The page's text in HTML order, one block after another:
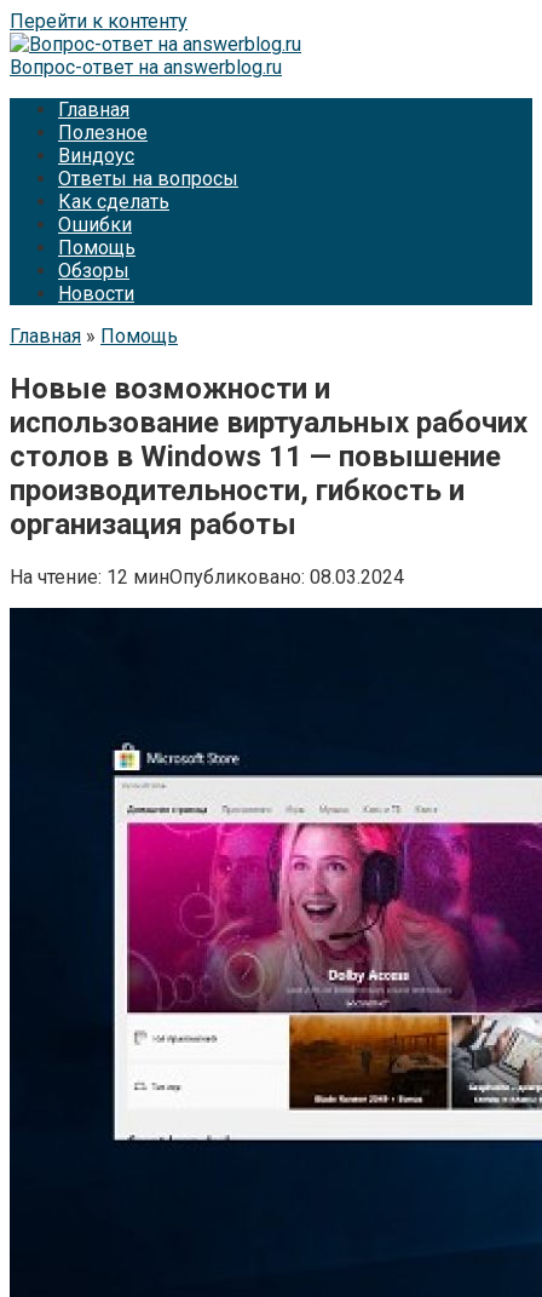
Перейти к контенту
Вопрос-ответ на answerblog.ru
Главная
Полезное
Виндоус
Ответы на вопросы
Как сделать
Ошибки
Помощь
Обзоры
Новости
Главная » Помощь
Новые возможности и
использование виртуальных рабочих
столов в Windows 11 — повышение
производительности, гибкость и
организация работы
На чтение: 12 минОпубликовано: 08.03.2024